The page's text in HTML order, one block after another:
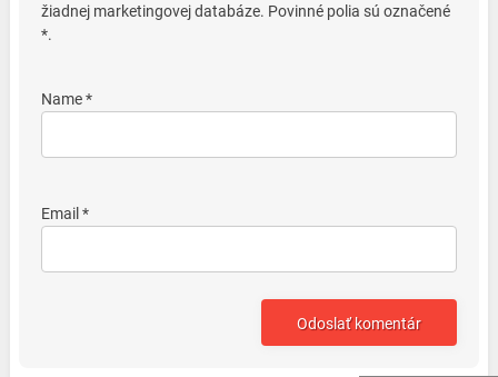
žiadnej marketingovej databáze. Povinné polia sú označené
*.
Name *
Email *